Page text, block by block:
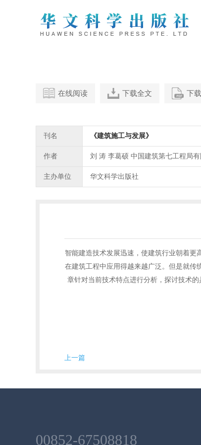
在线阅读 下载全文 下
刊名 《建筑施工与发展》
作者 刘 涛 李葛硕 中国建筑第七工程局有
主办单位 华文科学出版社
智能建造技术发展迅速，使建筑行业朝着更
在建筑工程中应用得越来越广泛。但是就传
章针对当前技术特点进行分析，探讨技术
上一篇
00852-67508818